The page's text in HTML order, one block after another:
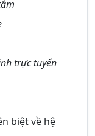
trực tuyến
biệt về hệ